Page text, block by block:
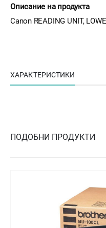
Описание на продукта
Canon READING UNIT,
ХАРАКТЕРИСТИКИ
ПОДОБНИ ПРОДУКТИ